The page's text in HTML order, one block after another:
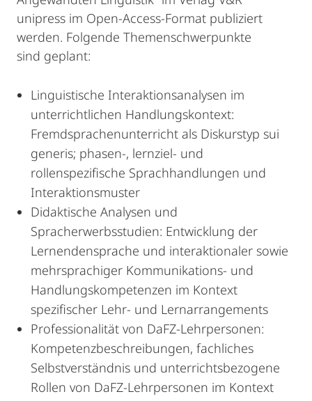
unipress im Open-Access-Format publiziert
werden. Folgende Themenschwerpunkte
sind geplant:
Linguistische Interaktionsanalysen im
unterrichtlichen Handlungskontext:
Fremdsprachenunterricht als Diskurstyp sui
generis; phasen-, lernziel- und
rollenspezifische Sprachhandlungen und
Interaktionsmuster
Didaktische Analysen und
Spracherwerbsstudien: Entwicklung der
Lernendensprache und interaktionaler sowie
mehrsprachiger Kommunikations- und
Handlungskompetenzen im Kontext
spezifischer Lehr- und Lernarrangements
Professionalität von DaFZ-Lehrpersonen:
Kompetenzbeschreibungen, fachliches
Selbstverständnis und unterrichtsbezogene
Rollen von DaFZ-Lehrpersonen im Kontext